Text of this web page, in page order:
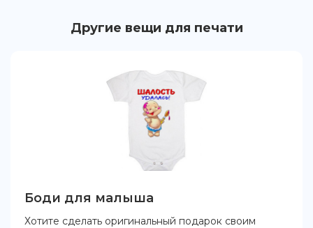
Другие вещи для печати
Боди для малыша
Хотите сделать оригинальный подарок своим